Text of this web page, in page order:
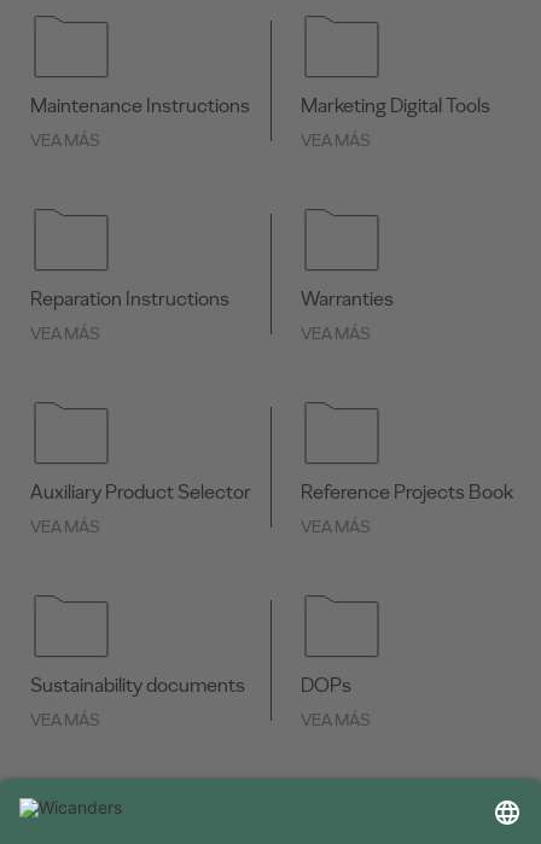
Maintenance Instructions
VEA MÁS
Marketing Digital Tools
VEA MÁS
Reparation Instructions
VEA MÁS
Warranties
VEA MÁS
Auxiliary Product Selector
VEA MÁS
Reference Projects Book
VEA MÁS
Sustainability documents
VEA MÁS
DOPs
VEA MÁS